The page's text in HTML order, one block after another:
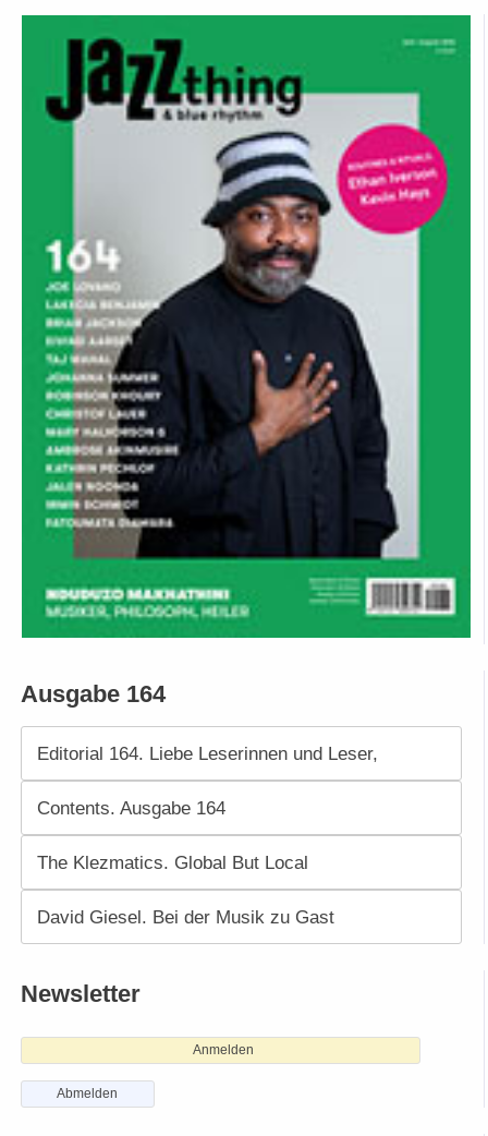
Ausgabe 164
Editorial 164. Liebe Leserinnen und Leser,
Contents. Ausgabe 164
The Klezmatics. Global But Local
David Giesel. Bei der Musik zu Gast
Newsletter
Anmelden
Abmelden